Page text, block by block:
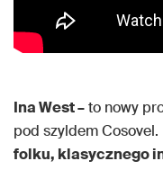
Ina West –to nowy
pod szyldem Cosovel.
folku, klasycznego